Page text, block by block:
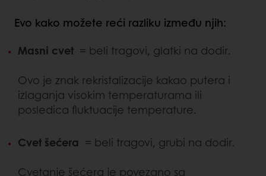
Evo kako možete reći razliku između njih:
Masni cvet = beli tragovi, glatki na dodir.
Ovo je znak rekristalizacije kakao putera i
izlaganja visokim temperaturama ili
posledica fluktuacije temperature.
Cvet šećera = beli tragovi, grubi na dodir.
Cvetanje šećera je povezano sa